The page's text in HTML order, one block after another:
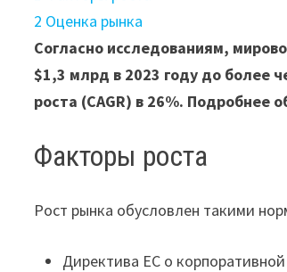
2 Оценка рынка
Согласно исследованиям,
$1,3 млрд в 2023 году до более
роста (CAGR) в 26%. Подробнее
Факторы роста
Рост рынка обусловлен такими
Директива ЕС о